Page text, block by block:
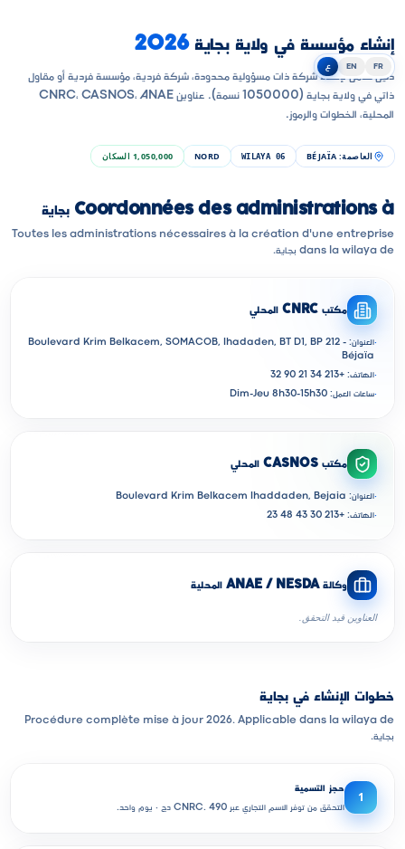
FR
EN ع
إنشاء مؤسسة في ولاية بجاية 2026
دليل شامل لإنشاء شركة ذات مسؤولية محدودة، شركة فردية، مؤسسة فردية أو مقاول
ذاتي في ولاية بجاية (1050000 نسمة). عناوين CNRC، CASNOS، ANAE
المحلية، الخطوات والرموز.
العاصمة:
BÉJAÏA
WILAYA 06
NORD
1,050,000 السكان
Coordonnées des administrations à بجاية
Toutes les administrations nécessaires à la création d'une entreprise
dans la wilaya de بجاية.
مكتب CNRC المحلي
·
العنوان: Boulevard Krim Belkacem, SOMACOB, Ihadaden, BT D1, BP 212 -
Béjaïa
· الهاتف: +213 34 21 90 32
·ساعات العمل: Dim-Jeu 8h30-15h30
مكتب CASNOS المحلي
· العنوان: Boulevard Krim Belkacem Ihaddaden, Bejaia
· الهاتف: +213 30 43 48 23
وكالة ANAE / NESDA المحلية
العناوين قيد التحقق.
خطوات الإنشاء في بجاية
Procédure complète mise à jour 2026. Applicable dans la wilaya de
بجاية.
1
حجز التسمية
التحقق من توفر الاسم التجاري عبر CNRC. 490 دج · يوم واحد.